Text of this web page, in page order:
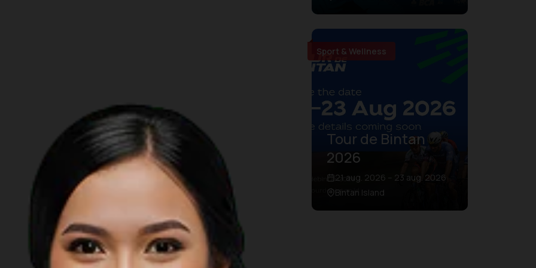
Sport & Wellness
Tour de Bintan
2026
21 aug. 2026 – 23 aug. 2026
Bintan Island